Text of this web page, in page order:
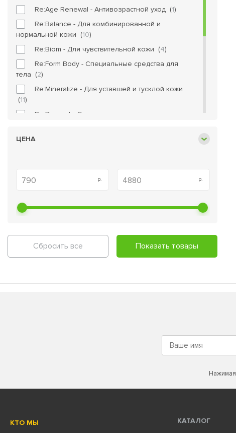
Re:Age Renewal - Антивозрастной уход (1)
Re:Balance - Для комбинированной и
нормальной кожи (10)
Re:Biom - Для чувствительной кожи (4)
Re:Form Body - Специальные средства для
тела (2)
Re:Mineralize - Для уставшей и тусклой кожи
(11)
Re:Pigment - Для защиты кожи от появления
Re:Program - Для жирной и комбинированной
ЦЕНА
Сбросить все Показать товары
КТО МЫ
КАТАЛОГ